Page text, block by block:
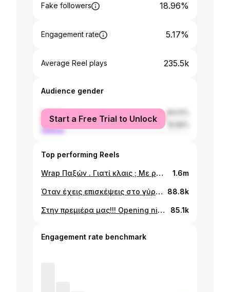
Fake followers 18.96%
Engagement rate 5.17%
Average Reel plays 235.5k
Audience gender
female
male
Start a Free Trial to Unlock
Top performing Reels
Wrap Παξών . Γιατί κλαις ; Με ρωτάνε. Γιατί η ιστορια μας αρχίζει και τελειώνει σε αυτό το νησί. Γιατί εδώ γνώρισα ανθρώπους που δεν θα ξεχάσω ποτε στη ζωή μου. Εδώ αγάπησα , εδώ κολύμπησα , εδώ βούτηξα στη χαρά και την ανυπομονησία να έρθω πάλι και πάλι και πάλι. Αυτό το νησί δεν θα είναι ποτε το ιδιο αν δεν είμαστε όλοι μαζί . Για αυτό δεν είναι κακο να κλαίμε και να λέμε ευχαριστώ για όλα όσα μας έκαναν αυτό που είμαστε σήμερα ΜΑΖΙ. Ευχαριστώ νησί ❤️ είσαι μια φωλιά γεμάτη δύναμη. 1.6m
Όταν έχεις επισκέψεις στο γύρισμα και οι guest πρέπει να φάνε πρώτα!!! Break και φαγητό για το νέο cast του @maestroinblue.tvseries #paxos Backstage 🎬 Break for lunch for new casting members #babyfeeding #twins #shooting #break @haris_alexiou_official 88.8k
Στην πρεμιέρα μας!!! Opening night under the stars #premiere #oldschool @maestroinblue.tvseries #openair #cinema #island #paxos @foss.productions @netflix @megatvcom 85.1k
Engagement rate benchmark